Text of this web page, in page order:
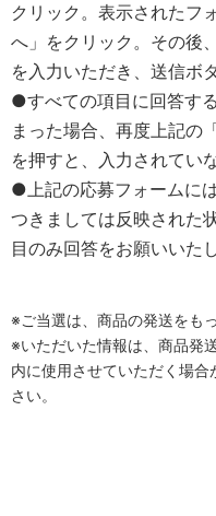
クリック。表示されたフ
へ」をクリック。その後
を入力いただき、送信ボ
●すべての項目に回答す
まった場合、再度上記の
を押すと、入力されてい
●上記の応募フォームに
つきましては反映された
目のみ回答をお願いいた
※ご当選は、商品の発送をも
※いただいた情報は、商品発
内に使用させていただく場
さい。